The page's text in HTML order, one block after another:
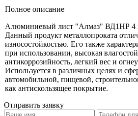
Полное описание
Алюминиевый лист "Алмаз" ВД1НР 4
Данный продукт металлопроката
износостойкостью. Его также
при использовании, высокая
антикоррозийность, легкий вес и
Используется в различных целях и
автомобильной, пищевой,
как антискользящее покрытие.
Отправить заявку